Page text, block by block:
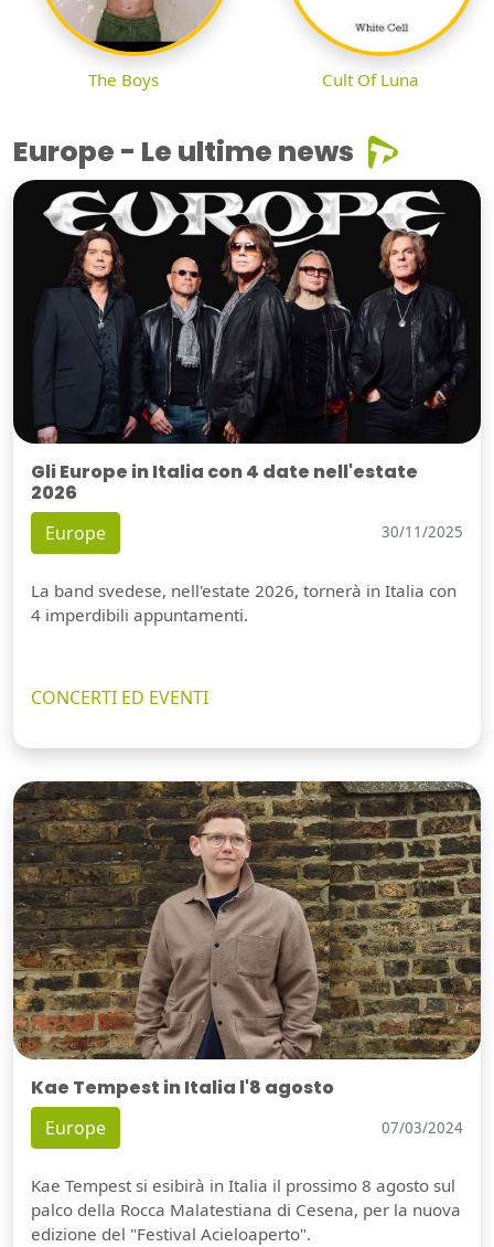
The Boys Cult Of Luna
Europe - Le ultime news
Gli Europe in Italia con 4 date nell'estate
2026
Europe 30/11/2025
La band svedese, nell'estate 2026, tornerà in Italia con
4 imperdibili appuntamenti.
CONCERTI ED EVENTI
Kae Tempest in Italia l'8 agosto
Europe 07/03/2024
Kae Tempest si esibirà in Italia il prossimo 8 agosto sul
palco della Rocca Malatestiana di Cesena, per la nuova
edizione del "Festival Acieloaperto".